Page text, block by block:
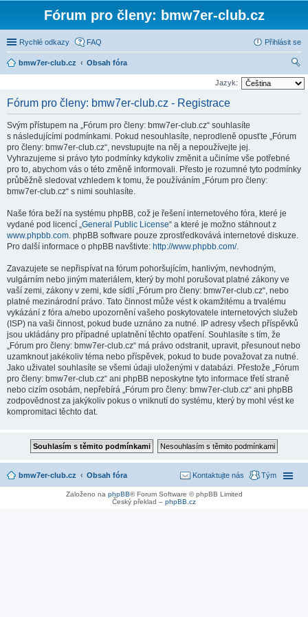
Fórum pro členy: bmw7er-club.cz
Rychlé odkazy FAQ Přihlásit se
bmw7er-club.cz
Obsah fóra
led
Jazyk:
Fórum pro členy: bmw7er-club.cz - Registrace
Svým přístupem na „Fórum pro členy: bmw7er-club.cz“ souhlasíte
s následujícími podmínkami. Pokud nesouhlasíte, neprodleně opusťte „Fórum
pro členy: bmw7er-club.cz“, nevstupujte na něj a nepoužívejte jej.
Vyhrazujeme si právo tyto podmínky kdykoliv změnit a učiníme vše potřebné
pro to, abychom vás o této změně informovali. Přesto je rozumné tyto podmínky
průběžně sledovat vzhledem k tomu, že používáním „Fórum pro členy:
bmw7er-club.cz“ s nimi souhlasíte.
Naše fóra beží na systému phpBB, což je řešení internetového fóra, které je
vydané pod licencí „General Public License“ a které je možno stáhnout z
www.phpbb.com. phpBB software pouze zprostředkovává internetové diskuze.
Pro další informace o phpBB navštivte: http://www.phpbb.com/.
Zavazujete se nepřispívat na fórum pohoršujícím, hanlivým, nevhodným,
vulgárním nebo jiným materiálem, který by mohl porušovat platné zákony ve
vaší zemi, zákony v zemi, kde sídlí „Fórum pro členy: bmw7er-club.cz“, nebo
platné mezinárodní právo. Tato činnost může vést k okamžitému a trvalému
vykázání z fóra a/nebo upozornění vašeho poskytovatele internetových služeb
(ISP) na vaši činnost, pokud bude uznáno za nutné. IP adresy všech příspěvků
jsou ukládány pro případné uplatnění těchto opatření. Souhlasíte s tím, že
„Fórum pro členy: bmw7er-club.cz“ má právo odstranit, upravit, přesunout nebo
uzamknout jakékoliv téma nebo příspěvek, pokud to bude považovat za nutné.
Jako uživatel souhlasíte se všemi údaji uloženými v databázi. Přestože „Fórum
pro členy: bmw7er-club.cz“ ani phpBB neposkytne tyto informace třetí straně
nebo cizím osobám, nepřebírá „Fórum pro členy: bmw7er-club.cz“ ani phpBB
zodpovědnost za jakýkoliv pokus o vniknutí do systému, který by mohl vést ke
kompromitaci těchto dat.
bmw7er-club.cz Obsah fóra Tým
Kontaktujte nás
Založeno na phpBB® Forum Software © phpBB Limited
Český překlad – phpBB.cz